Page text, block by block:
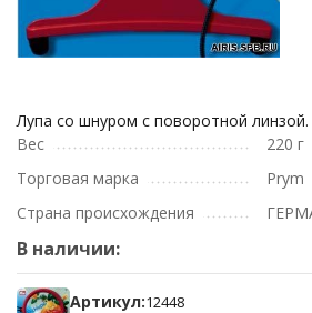
Лупа со шнуром с поворотной линзой.
Вес
220 г
Торговая марка
Prym
Страна происхождения
В наличии:
Артикул:12448